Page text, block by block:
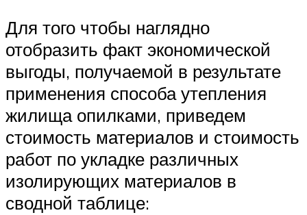
Для того чтобы наглядно
отобразить факт экономической
выгоды, получаемой в результате
применения способа утепления
жилища опилками, приведем
стоимость материалов и стоимость
работ по укладке различных
изолирующих материалов в
сводной таблице: